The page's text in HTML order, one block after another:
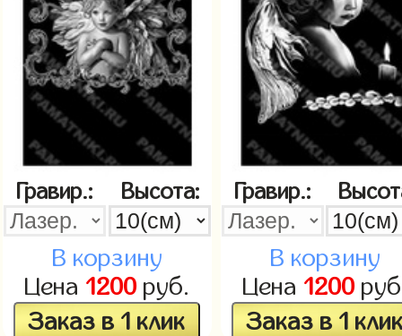
Гравир.: Высота:
В корзину
Цена 1200руб.
Заказ в 1 клик
Гравир.:
В корзину
Цена 1200
Заказ в 1